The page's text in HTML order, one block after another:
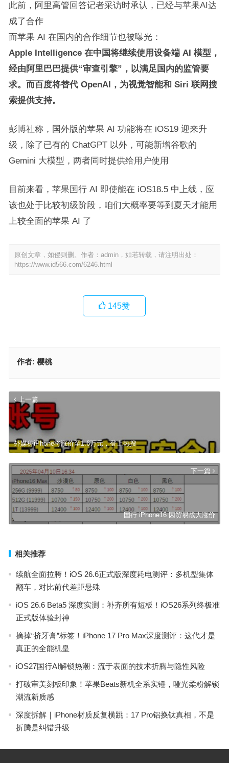
此前，阿里高管回答记者采访时承认，已经与苹果AI达
成了合作
而苹果 AI 在国内的合作细节也被曝光：
Apple Intelligence 在中国将继续使用设备端 AI 模型，
经由阿里巴巴提供“审查引擎”，以满足国内的监管要
求。而百度将替代 OpenAI，为视觉智能和 Siri 联网搜
索提供支持。
彭博社称，国外版的苹果 AI 功能将在 iOS19 迎来升
级，除了已有的 ChatGPT 以外，可能新增谷歌的
Gemini 大模型，两者同时提供给用户使用
目前来看，苹果国行 AI 即使能在 iOS18.5 中上线，应
该也处于比较初级阶段，咱们大概率要等到夏天才能用
上较全面的苹果 AI 了
原创文章，如侵则删。作者：admin，如若转载，请注明出处：
https://www.id566.com/6246.html
145赞
作者: 樱桃
上一篇
外媒称iPhone将涨价至1.6万元，登上热搜
下一篇
国行 iPhone16 因贸易战大涨价
相关推荐
续航全面拉胯！iOS 26.6正式版深度耗电测评：多机型集体
翻车，对比前代差距悬殊
iOS 26.6 Beta5 深度实测：补齐所有短板！iOS26系列终极准
正式版体验封神
摘掉“挤牙膏”标签！iPhone 17 Pro Max深度测评：这代才是
真正的全能机皇
iOS27国行AI解锁热潮：流于表面的技术折腾与隐性风险
打破审美刻板印象！苹果Beats新机全系实锤，哑光柔粉解锁
潮流新质感
深度拆解｜iPhone材质反复横跳：17 Pro铝换钛真相，不是
折腾是纠错升级